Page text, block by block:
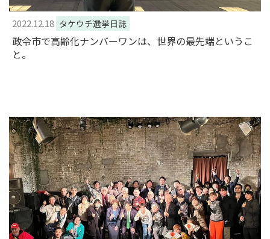
2022.12.18 タケウチ選挙日誌
政令市で高齢化ナンバーワンは、世界の最先端というこ
と。